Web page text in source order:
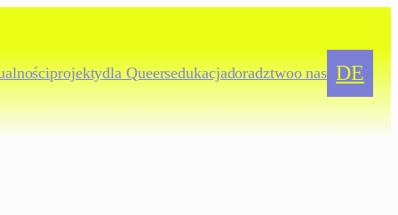
projektydla Queersedukacjadoradztwoo nas DE